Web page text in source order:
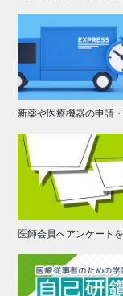
新薬や医療機器の申請
医師会員へアンケート